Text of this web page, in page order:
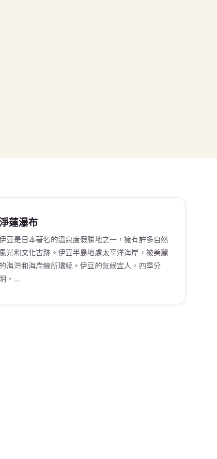
蓮瀑布
豆是日本著名的溫泉度假勝地之一，擁有許多自然
光和文化古跡。伊豆半島地處太平洋海岸，被美麗
海灣和海岸線所環繞。伊豆的氣候宜人，四季分
，…